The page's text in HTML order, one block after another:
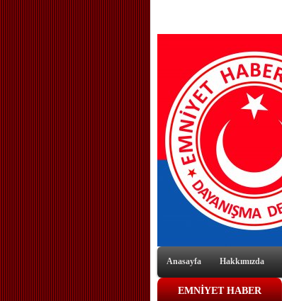
Anasayfa Hakkımızda
EMNİYET HABER